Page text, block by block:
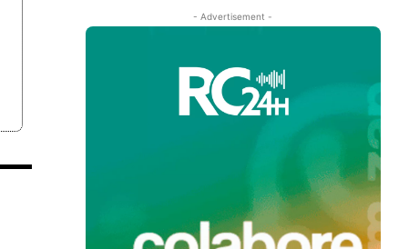
- Advertisement -